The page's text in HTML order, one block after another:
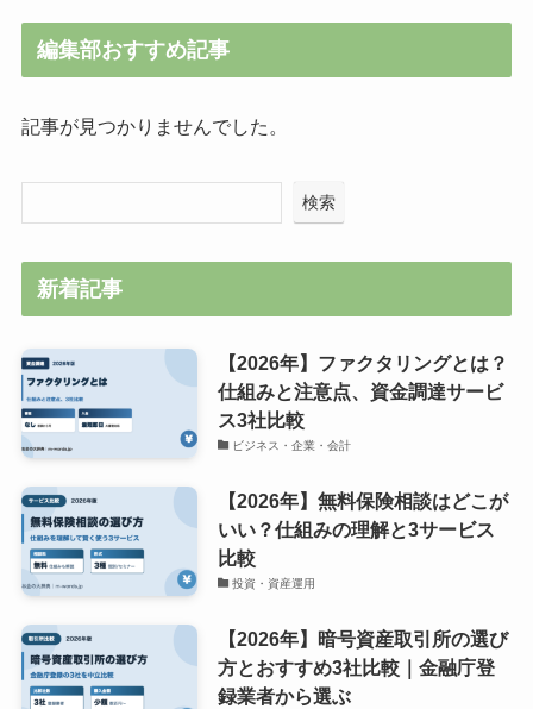
編集部おすすめ記事
記事が見つかりませんでした。
検索
新着記事
【2026年】ファクタリングとは？
仕組みと注意点、資金調達サービ
ス3社比較
ビジネス・企業・会計
【2026年】無料保険相談はどこが
いい？仕組みの理解と3サービス
比較
投資・資産運用
【2026年】暗号資産取引所の選び
方とおすすめ3社比較｜金融庁登
録業者から選ぶ